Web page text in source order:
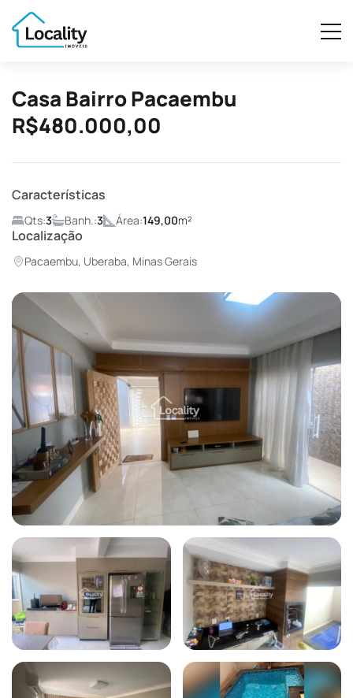
Casa Bairro Pacaembu
R$480.000,00
Características
Qts:3 Banh.:3 Área:149,00m²
Localização
Pacaembu, Uberaba, Minas Gerais
Todas as fotos